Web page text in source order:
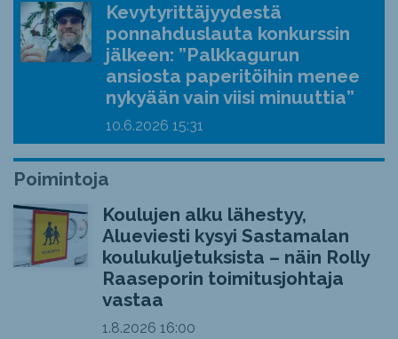
Kevytyrittäjyydestä
ponnahduslauta konkurssin
jälkeen: ”Palkkagurun
ansiosta paperitöihin menee
nykyään vain viisi minuuttia”
10.6.2026 15:31
Poimintoja
Koulujen alku lähestyy,
Alueviesti kysyi Sastamalan
koulukuljetuksista – näin Rolly
Raaseporin toimitusjohtaja
vastaa
1.8.2026 16:00